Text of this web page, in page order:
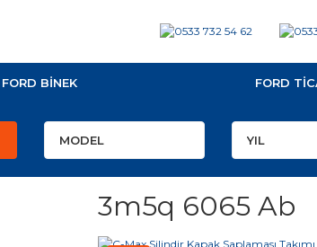
FORD BİNEK FORD
3m5q 6065 Ab